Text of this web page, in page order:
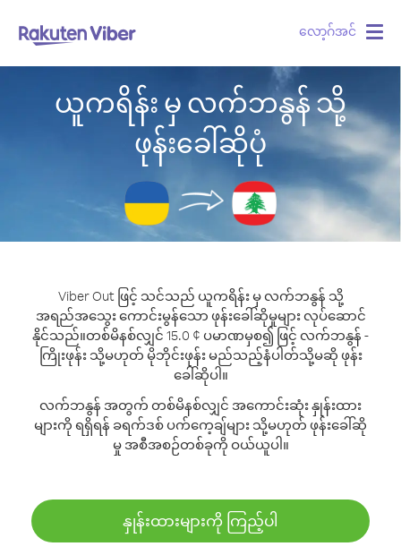
လော့ဂ်အင်
ယူကရိန်း မှ လက်ဘနွန် သို့
ဖုန်းခေါ်ဆိုပုံ
Viber Out ဖြင့် သင်သည် ယူကရိန်း မှ လက်ဘနွန် သို့
အရည်အသွေး ကောင်းမွန်သော ဖုန်းခေါ်ဆိုမှုများ လုပ်ဆောင်
နိုင်သည်။တစ်မိနစ်လျှင် 15.0 ¢ ပမာဏမှစ၍ ဖြင့် လက်ဘနွန် -
ကြိုးဖုန်း သို့မဟုတ် မိုဘိုင်းဖုန်း မည်သည့်နံပါတ်သို့မဆို ဖုန်း
ခေါ်ဆိုပါ။
လက်ဘနွန် အတွက် တစ်မိနစ်လျှင် အကောင်းဆုံး နှုန်းထား
များကို ရရှိရန် ခရက်ဒစ် ပက်ကေ့ချ်များ သို့မဟုတ် ဖုန်းခေါ်ဆို
မှု အစီအစဉ်တစ်ခုကို ဝယ်ယူပါ။
နှုန်းထားများကို ကြည့်ပါ